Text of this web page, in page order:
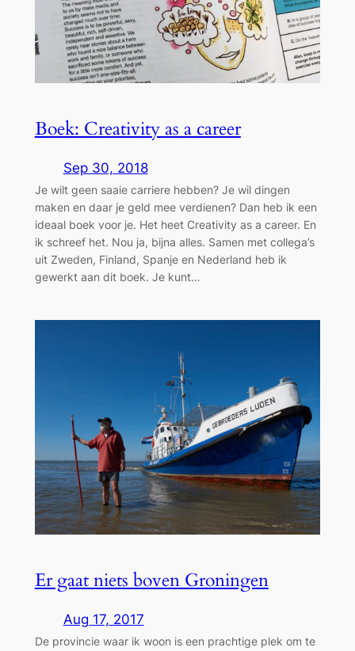
Boek: Creativity as a career
Sep 30, 2018
Je wilt geen saaie carriere hebben? Je wil dingen
maken en daar je geld mee verdienen? Dan heb ik een
ideaal boek voor je. Het heet Creativity as a career. En
ik schreef het. Nou ja, bijna alles. Samen met collega’s
uit Zweden, Finland, Spanje en Nederland heb ik
gewerkt aan dit boek. Je kunt…
Er gaat niets boven Groningen
Aug 17, 2017
De provincie waar ik woon is een prachtige plek om te